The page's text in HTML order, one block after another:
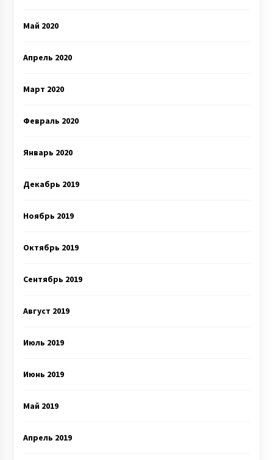
Май 2020
Апрель 2020
Март 2020
Февраль 2020
Январь 2020
Декабрь 2019
Ноябрь 2019
Октябрь 2019
Сентябрь 2019
Август 2019
Июль 2019
Июнь 2019
Май 2019
Апрель 2019